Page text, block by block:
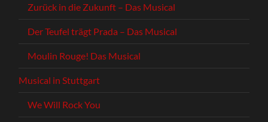
Zurück in die Zukunft – Das Musical
Der Teufel trägt Prada – Das Musical
Moulin Rouge! Das Musical
Musical in Stuttgart
We Will Rock You